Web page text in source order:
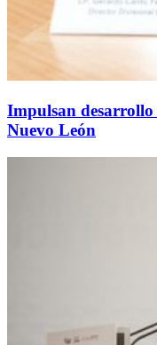
Impulsan desarrollo
Nuevo León